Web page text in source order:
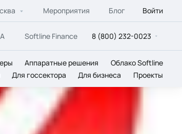
Мероприятия Блог Войти
Softline Finance 8 (800) 232-0023
Аппаратные решения
Облако Softline
Для госсектора Для бизнеса Проекты